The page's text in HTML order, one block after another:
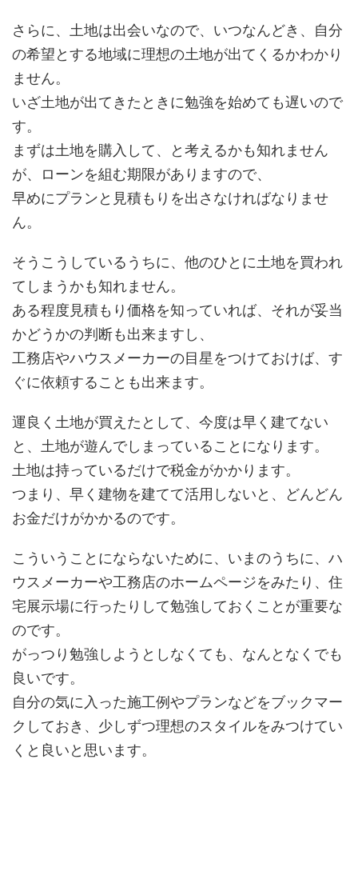
さらに、土地は出会いなので、いつなんどき、自分
の希望とする地域に理想の土地が出てくるかわかり
ません。
いざ土地が出てきたときに勉強を始めても遅いので
す。
まずは土地を購入して、と考えるかも知れません
が、ローンを組む期限がありますので、
早めにプランと見積もりを出さなければなりませ
ん。
そうこうしているうちに、他のひとに土地を買われ
てしまうかも知れません。
ある程度見積もり価格を知っていれば、それが妥当
かどうかの判断も出来ますし、
工務店やハウスメーカーの目星をつけておけば、す
ぐに依頼することも出来ます。
運良く土地が買えたとして、今度は早く建てない
と、土地が遊んでしまっていることになります。
土地は持っているだけで税金がかかります。
つまり、早く建物を建てて活用しないと、どんどん
お金だけがかかるのです。
こういうことにならないために、いまのうちに、ハ
ウスメーカーや工務店のホームページをみたり、住
宅展示場に行ったりして勉強しておくことが重要な
のです。
がっつり勉強しようとしなくても、なんとなくでも
良いです。
自分の気に入った施工例やプランなどをブックマー
クしておき、少しずつ理想のスタイルをみつけてい
くと良いと思います。